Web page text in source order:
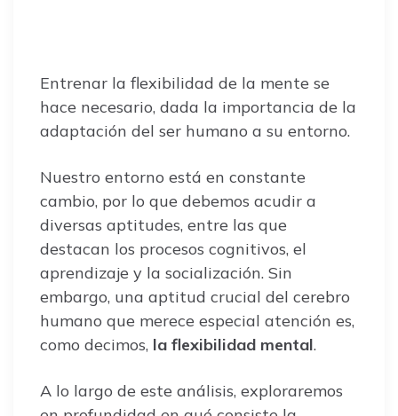
Entrenar la flexibilidad de la mente se
hace necesario, dada la importancia de la
adaptación del ser humano a su entorno.
Nuestro entorno está en constante
cambio, por lo que debemos acudir a
diversas aptitudes, entre las que
destacan los procesos cognitivos, el
aprendizaje y la socialización. Sin
embargo, una aptitud crucial del cerebro
humano que merece especial atención es,
como decimos, la flexibilidad mental.
A lo largo de este análisis, exploraremos